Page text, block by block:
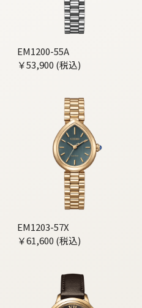
EM1200-55A
￥53,900 (税込)
EM1203-57X
￥61,600 (税込)